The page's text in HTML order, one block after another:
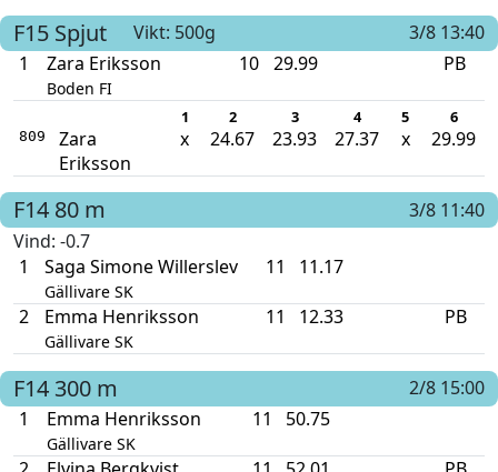
F15 Spjut Vikt: 500g
3/8 13:40
1
Zara Eriksson
Boden FI
10 29.99 PB
1 2 3 4 5 6
809
Zara
Eriksson
x 24.67 23.93 27.37 x 29.99
F14 80 m
3/8 11:40
Vind: -0.7
1
Saga Simone Willerslev
Gällivare SK
11 11.17
2 Emma Henriksson
Gällivare SK
11 12.33 PB
F14 300 m
2/8 15:00
1
Emma Henriksson
Gällivare SK
11 50.75